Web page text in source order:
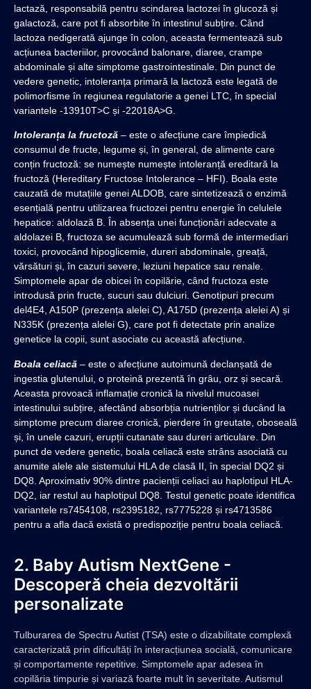
lactază, responsabilă pentru scindarea lactozei în glucoză și
galactoză, care pot fi absorbite în intestinul subțire. Când
lactoza nedigerată ajunge în colon, aceasta fermentează sub
acțiunea bacteriilor, provocând balonare, diaree, crampe
abdominale și alte simptome gastrointestinale. Din punct de
vedere genetic, intoleranța primară la lactoză este legată de
polimorfisme în regiunea regulatorie a genei LTC, în special
variantele -13910T>C și -22018A>G.
Intoleranța la fructoză – este o afecțiune care împiedică
consumul de fructe, legume și, în general, de alimente care
conțin fructoză: se numește numește intoleranță ereditară la
fructoză (Hereditary Fructose Intolerance – HFI). Boala este
cauzată de mutațiile genei ALDOB, care sintetizează o enzimă
esențială pentru utilizarea fructozei pentru energie în celulele
hepatice: aldolază B. În absența unei funcționări adecvate a
aldolazei B, fructoza se acumulează sub formă de intermediari
toxici, provocând hipoglicemie, dureri abdominale, greață,
vărsături și, în cazuri severe, leziuni hepatice sau renale.
Simptomele apar de obicei în copilărie, când fructoza este
introdusă prin fructe, sucuri sau dulciuri. Genotipuri precum
del4E4, A150P (prezența alelei C), A175D (prezența alelei A) și
N335K (prezența alelei G), care pot fi detectate prin analize
genetice la copii, sunt asociate cu această afecțiune.
Boala celiacă – este o afecțiune autoimună declanșată de
ingestia glutenului, o proteină prezentă în grâu, orz și secară.
Aceasta provoacă inflamație cronică la nivelul mucoasei
intestinului subțire, afectând absorbția nutrienților și ducând la
simptome precum diaree cronică, pierdere în greutate, oboseală
și, în unele cazuri, erupții cutanate sau dureri articulare. Din
punct de vedere genetic, boala celiacă este strâns asociată cu
anumite alele ale sistemului HLA de clasă II, în special DQ2 și
DQ8. Aproximativ 90% dintre pacienții celiaci au haplotipul HLA-
DQ2, iar restul au haplotipul DQ8. Testul genetic poate identifica
variantele rs7454108, rs2395182, rs7775228 și rs4713586
pentru a afla dacă există o predispoziție pentru boala celiacă.
2. Baby Autism NextGene -
Descoperă cheia dezvoltării
personalizate
Tulburarea de Spectru Autist (TSA) este o dizabilitate complexă
caracterizată prin dificultăți în interacțiunea socială, comunicare
și comportamente repetitive. Simptomele apar adesea în
copilăria timpurie și variază foarte mult în severitate. Autismul